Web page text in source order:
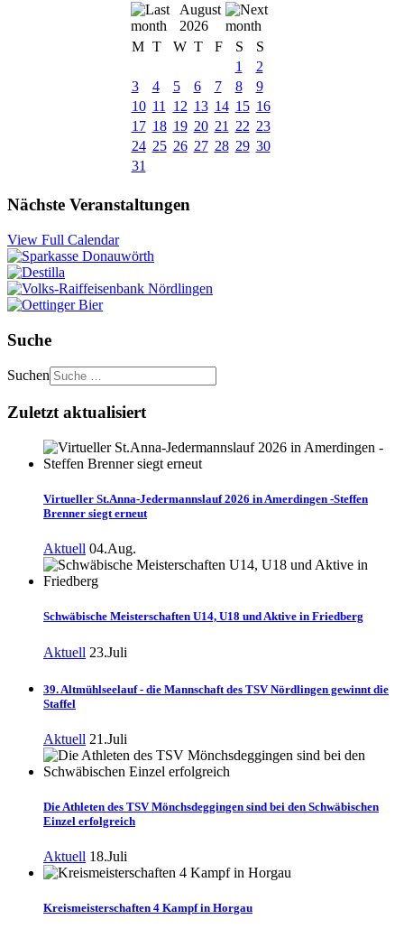
August
2026
M T W T F S
S
1
2
3
4 5 6 7 8
9
10 11 12 13 14 15 16
17 18 19 20 21 22 23
24 25 26 27 28 29 30
31
Nächste Veranstaltungen
View Full Calendar
Suche
Suchen
Zuletzt aktualisiert
Virtueller St.Anna-Jedermannslauf 2026 in Amerdingen -Steffen
Brenner siegt erneut
Aktuell 04.Aug.
Schwäbische Meisterschaften U14, U18 und Aktive in Friedberg
Aktuell 23.Juli
39. Altmühlseelauf - die Mannschaft des TSV Nördlingen gewinnt die
Staffel
Aktuell 21.Juli
Die Athleten des TSV Mönchsdeggingen sind bei den Schwäbischen
Einzel erfolgreich
Aktuell 18.Juli
Kreismeisterschaften 4 Kampf in Horgau